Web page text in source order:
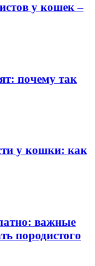
у кошек –
почему так
у кошки: как
важные
породистого